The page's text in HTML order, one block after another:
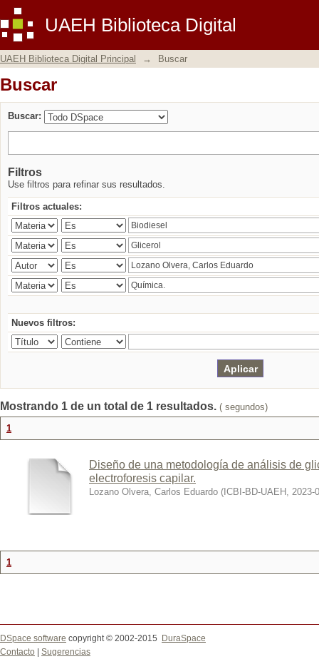
UAEH Biblioteca Digital
Buscar
UAEH Biblioteca Digital Principal → Buscar
Buscar
Buscar:
Filtros
Use filtros para refinar sus resultados.
Filtros actuales:
Nuevos filtros:
Mostrando 1 de un total de 1 resultados. ( segundos)
1
Diseño de una metodología de análisis de
electroforesis capilar.
Lozano Olvera, Carlos Eduardo ( ICBI-BD-UAEH , 2023-
1
DSpace software copyright © 2002-2015
DuraSpace
Contacto
Sugerencias